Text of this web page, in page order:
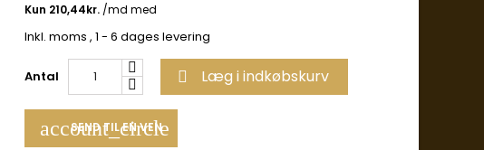
Inkl. moms , 1 - 6 dages levering
Antal  Læg i indkøbskurv
account_circle
SEND TIL EN VEN